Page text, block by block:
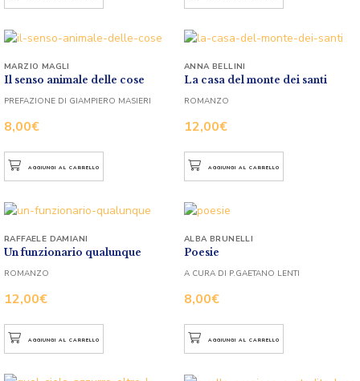
Il senso animale delle cose
8,00€
MARZIO MAGLI
PREFAZIONE DI GIAMPIERO MASIERI
AGGIUNGI AL CARRELLO
La casa del monte dei santi
12,00€
ANNA BELLINI
ROMANZO
AGGIUNGI AL CARRELLO
Un funzionario qualunque
12,00€
RAFFAELE DAMIANI
ROMANZO
AGGIUNGI AL CARRELLO
Poesie
8,00€
ALBA BRUNELLI
A CURA DI P.GAETANO LENTI
AGGIUNGI AL CARRELLO